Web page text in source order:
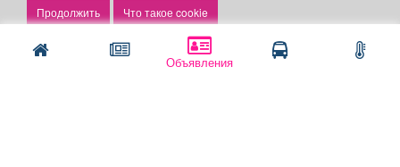
Объявления
Что такое cookie
объявлениях.
+16 © 2006-2026 ООО "Частник-М"